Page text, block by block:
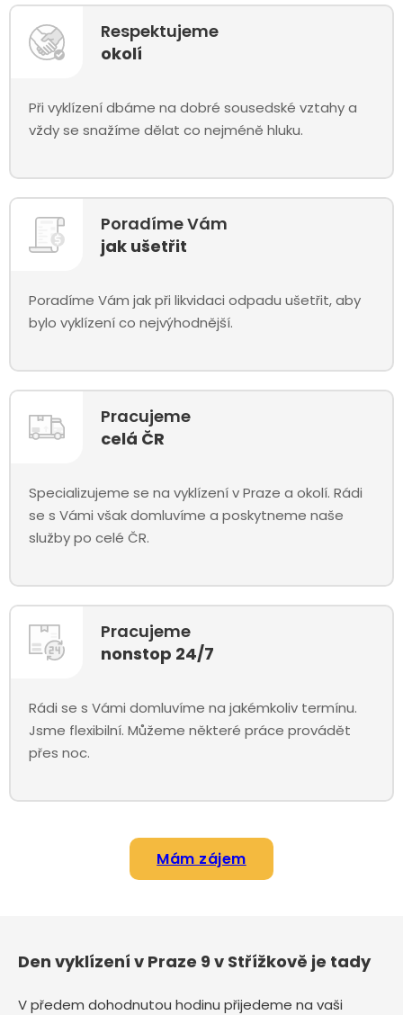
Respektujeme
okolí
Při vyklízení dbáme na dobré sousedské vztahy a
vždy se snažíme dělat co nejméně hluku.
Poradíme Vám
jak ušetřit
Poradíme Vám jak při likvidaci odpadu ušetřit, aby
bylo vyklízení co nejvýhodnější.
Pracujeme
celá ČR
Specializujeme se na vyklízení v Praze a okolí. Rádi
se s Vámi však domluvíme a poskytneme naše
služby po celé ČR.
Pracujeme
nonstop 24/7
Rádi se s Vámi domluvíme na jakémkoliv termínu.
Jsme flexibilní. Můžeme některé práce provádět
přes noc.
Mám zájem
Den vyklízení v Praze 9 v Střížkově je tady
V předem dohodnutou hodinu přijedeme na vaši